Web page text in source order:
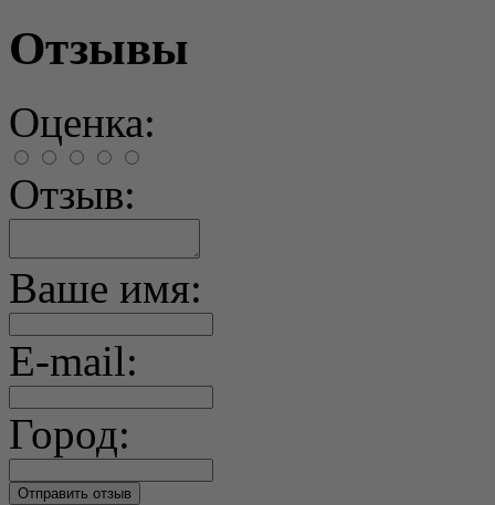
Отзывы
Оценка:
Отзыв:
Ваше имя:
E-mail:
Город: